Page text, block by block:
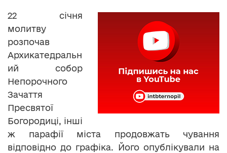
22 січня
молитву
розпочав
Архикатедральн
ий собор
Непорочного
Зачаття
Пресвятої
Богородиці, інші
ж парафії міста продовжать чування
відповідно до графіка. Його опублікували на